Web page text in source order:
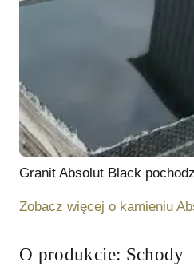
Granit Absolut Black
Zobacz więcej o kamieniu
O produkcie: Schody